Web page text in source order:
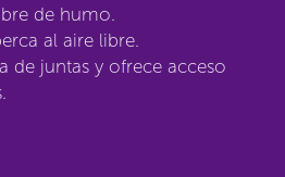
de humo.
al aire libre.
de juntas y ofrece acceso